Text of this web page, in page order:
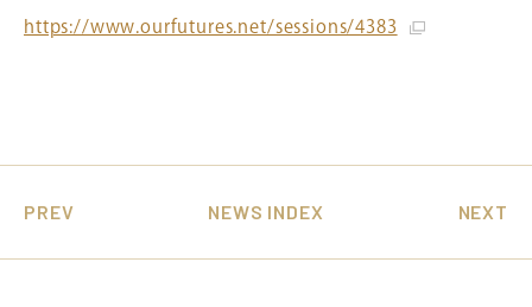
https://www.ourfutures.net/sessions/4383
PREV NEWS INDEX NEXT